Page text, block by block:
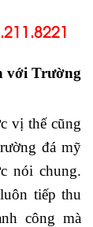
với Trường
vị thế cũng
đá mỹ
nói chung.
tiếp thu
công mà